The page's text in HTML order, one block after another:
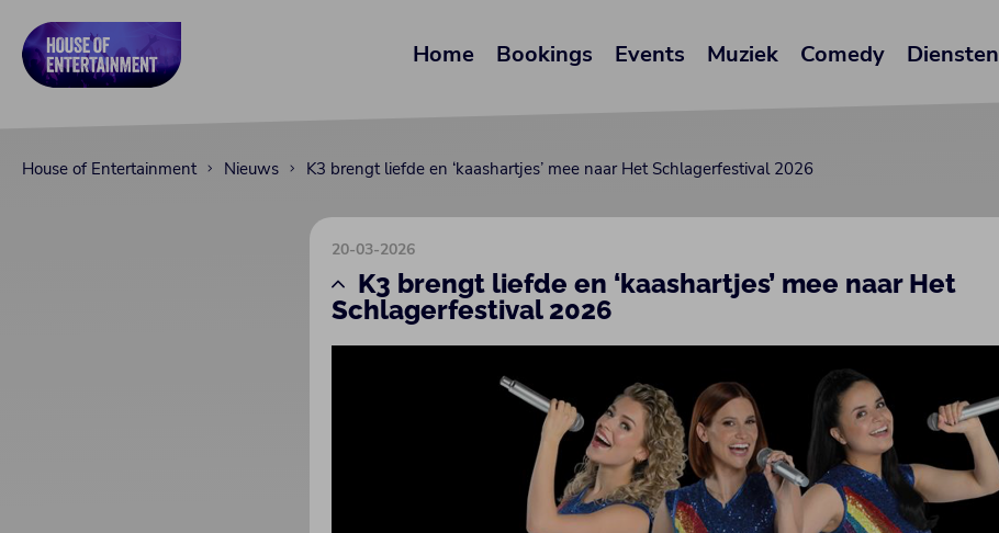
Home Bookings Events Muziek Comedy Diensten
House of Entertainment Nieuws K3 brengt liefde en ‘kaashartjes’ mee naar Het Schlagerfestival 2026
20-03-2026
K3 brengt liefde en ‘kaashartjes’ mee naar Het
Schlagerfestival 2026